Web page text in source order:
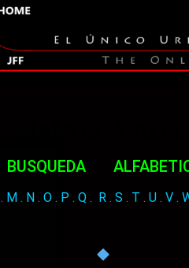
BUSQUEDA
. M . N . O . P . Q . R . S . T . U . V .